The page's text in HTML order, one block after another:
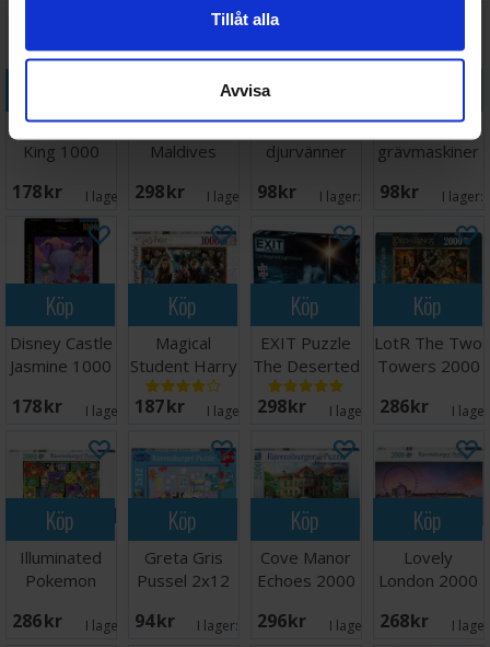
Tillåt alla
Avvisa
Disney Lion
King 1000
178 SEK I lager: 2
A Dive in the
Maldives
298 SEK I lager: 2
Goda
djurvänner
bitar
98 SEK I lager:
Stora
grävmaskiner
bitar
98 SEK I lager:
Köp
Disney Castle
Jasmine 1000
178 SEK I lager:
Köp
Magical
Student Harry
Potter 1000
bitar
187 SEK I lager: 2
Köp
EXIT Puzzle
The Deserted
Lighthouse
298 SEK I lager: 3
Köp
LotR The Two
Towers 2000
286 SEK I
Köp
Illuminated
Pokemon
286 SEK I lager: 3
Köp
Greta Gris
Pussel 2x12
94 SEK I lager:
Köp
Cove Manor
Echoes 2000
296 SEK I lager: 1
Köp
Lovely
London 2000
268 SEK I